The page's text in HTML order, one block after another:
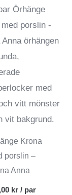
Krona
porslin –
Anna
kr/ par